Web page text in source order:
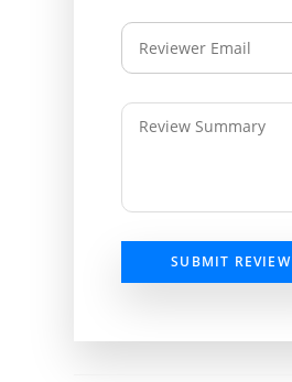
SUBMIT REVIEW